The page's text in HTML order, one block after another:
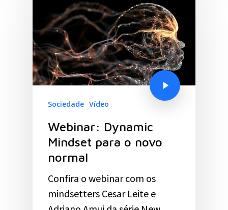
Sociedade Vídeo
Webinar: Dynamic
Mindset para o novo
normal
Confira o webinar com os
mindsetters Cesar Leite e